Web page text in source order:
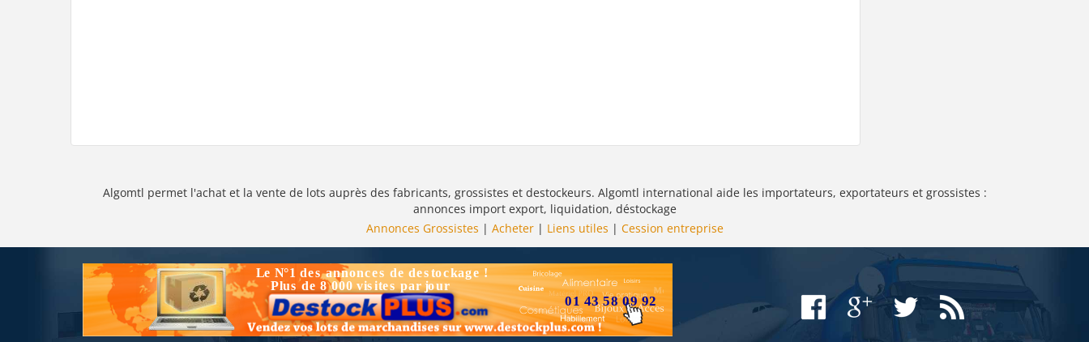
Algomtl permet l'achat et la vente de lots auprès des fabricants, grossistes et destockeurs. Algomtl international aide les importateurs, exportateurs et grossistes :
annonces import export, liquidation, déstockage
Annonces Grossistes | Acheter| Liens utiles | Cession entreprise